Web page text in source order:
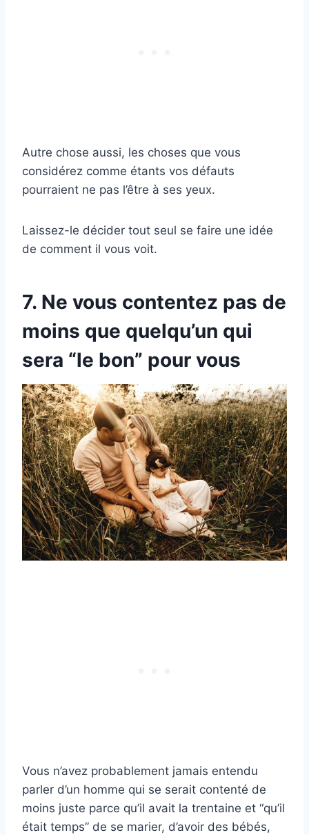
Autre chose aussi, les choses que vous
considérez comme étants vos défauts
pourraient ne pas l’être à ses yeux.
Laissez-le décider tout seul se faire une idée
de comment il vous voit.
7. Ne vous contentez pas de
moins que quelqu’un qui
sera “le bon” pour vous
Vous n’avez probablement jamais entendu
parler d’un homme qui se serait contenté de
moins juste parce qu’il avait la trentaine et “qu’il
était temps” de se marier, d’avoir des bébés,